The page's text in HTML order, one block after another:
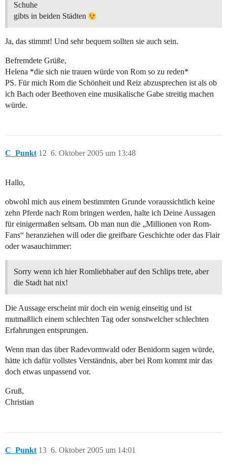
Schuhe
gibts in beiden Städten
Ja, das stimmt! Und sehr bequem sollten sie auch sein.
Befremdete Grüße,
Helena *die sich nie trauen würde von Rom so zu reden*
PS. Für mich Rom die Schönheit und Reiz abzusprechen ist als ob
ich Bach oder Beethoven eine musikalische Gabe streitig machen
würde.
C_Punkt 6. Oktober 2005 um 13:48
12
Hallo,
obwohl mich aus einem bestimmten Grunde voraussichtlich keine
zehn Pferde nach Rom bringen werden, halte ich Deine Aussagen
für einigermaßen seltsam. Ob man nun die „Millionen von Rom-
Fans“ heranziehen will oder die greifbare Geschichte oder das Flair
oder wasauchimmer:
Sorry wenn ich hier Romliebhaber auf den Schlips trete, aber
die Stadt hat nix!
Die Aussage erscheint mir doch ein wenig einseitig und ist
mutmaßlich einem schlechten Tag oder sonstwelcher schlechten
Erfahrungen entsprungen.
Wenn man das über Radevormwald oder Benidorm sagen würde,
hätte ich dafür vollstes Verständnis, aber bei Rom kommt mir das
doch etwas unpassend vor.
Gruß,
Christian
C_Punkt 6. Oktober 2005 um 14:01
13